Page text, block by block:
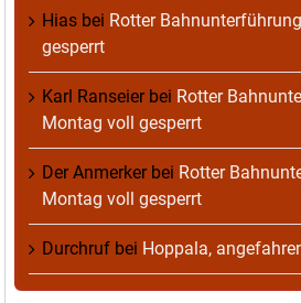
Hias bei Rotter
gesperrt
Karl Ranseierbei Rotter
Montag voll gesperrt
Der Anmerkerbei Rotter
Montag voll gesperrt
Durchruf bei Hoppala,